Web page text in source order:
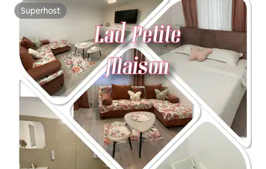
Superhost
Superhost